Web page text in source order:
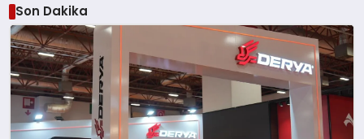
Son Dakika